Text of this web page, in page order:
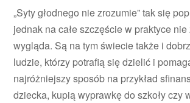
„Syty głodnego nie zrozumie” tak się
jednak na całe szczęście w praktyce
wygląda. Są na tym świecie także i
ludzie, którzy potrafią się dzielić i
najróżniejszy sposób na przykład
dziecka, kupią wyprawkę do szkoły czy